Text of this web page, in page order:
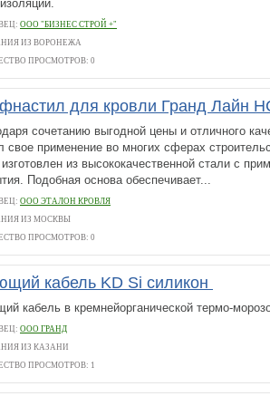
ООО "БИЗНЕС СТРОЙ +"
ИЗ ВОРОНЕЖА
ПРОСМОТРОВ: 0
для кровли Гранд Лайн
сочетанию выгодной цены и отличного
свое применение во многих сферах
из высококачественной стали с
Подобная основа обеспечивает...
ООО ЭТАЛОН КРОВЛЯ
ИЗ МОСКВЫ
ПРОСМОТРОВ: 0
кабель KD Si силикон
кабель в кремнейорганической термо-
ООО ГРАНД
ИЗ КАЗАНИ
ПРОСМОТРОВ: 1